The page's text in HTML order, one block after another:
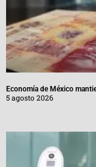
Economía de México
5 agosto 2026